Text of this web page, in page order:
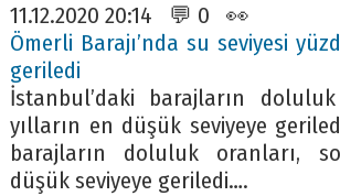
11.12.2020 20:14 💬 0 👀
Ömerli Barajı’nda su seviyesi
geriledi
İstanbul’daki barajların
yılların en düşük seviyeye
barajların doluluk oranları,
düşük seviyeye geriledi….